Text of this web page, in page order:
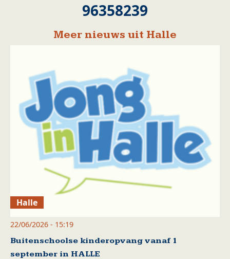
96358239
Meer nieuws uit Halle
Halle
22/06/2026 - 15:19
Buitenschoolse kinderopvang vanaf 1
september in HALLE